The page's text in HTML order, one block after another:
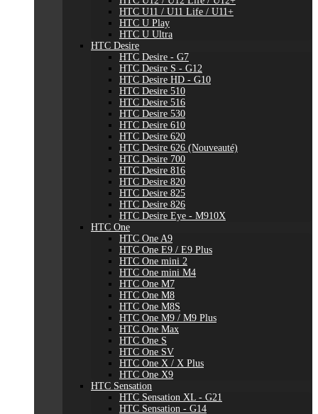
HTC U11 / U11 Life / U11+
HTC U Play
HTC U Ultra
HTC Desire
HTC Desire - G7
HTC Desire S - G12
HTC Desire HD - G10
HTC Desire 510
HTC Desire 516
HTC Desire 530
HTC Desire 610
HTC Desire 620
HTC Desire 626 (Nouveauté)
HTC Desire 700
HTC Desire 816
HTC Desire 820
HTC Desire 825
HTC Desire 826
HTC Desire Eye - M910X
HTC One
HTC One A9
HTC One E9 / E9 Plus
HTC One mini 2
HTC One mini M4
HTC One M7
HTC One M8
HTC One M8S
HTC One M9 / M9 Plus
HTC One Max
HTC One S
HTC One SV
HTC One X / X Plus
HTC One X9
HTC Sensation
HTC Sensation XL - G21
HTC Sensation - G14